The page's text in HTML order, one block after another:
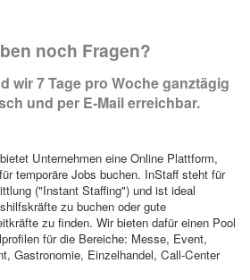
noch Fragen?
wir 7 Tage pro Woche ganztägig
und per E-Mail erreichbar.
Unternehmen eine Online Plattform,
temporäre Jobs buchen. InStaff steht für
("Instant Staffing") und ist ideal
zu buchen oder gute
zu finden. Wir bieten dafür einen Pool
für die Bereiche: Messe, Event,
Gastronomie, Einzelhandel, Call-Center